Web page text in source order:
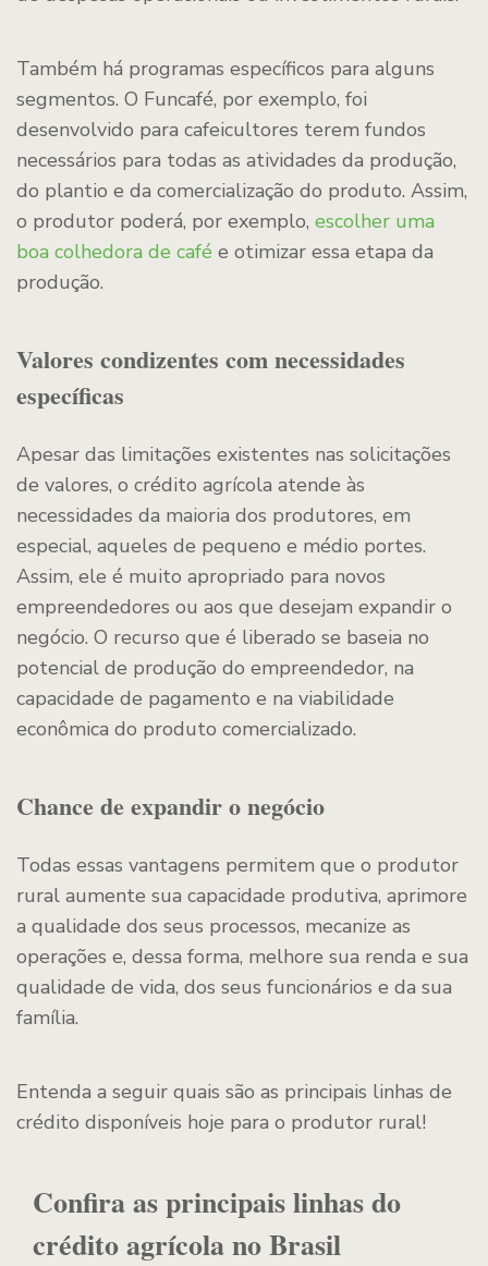
Também há programas específicos para alguns
segmentos. O Funcafé, por exemplo, foi
desenvolvido para cafeicultores terem fundos
necessários para todas as atividades da produção,
do plantio e da comercialização do produto. Assim,
o produtor poderá, por exemplo, escolher uma
boa colhedora de café e otimizar essa etapa da
produção.
Valores condizentes com necessidades
específicas
Apesar das limitações existentes nas solicitações
de valores, o crédito agrícola atende às
necessidades da maioria dos produtores, em
especial, aqueles de pequeno e médio portes.
Assim, ele é muito apropriado para novos
empreendedores ou aos que desejam expandir o
negócio. O recurso que é liberado se baseia no
potencial de produção do empreendedor, na
capacidade de pagamento e na viabilidade
econômica do produto comercializado.
Chance de expandir o negócio
Todas essas vantagens permitem que o produtor
rural aumente sua capacidade produtiva, aprimore
a qualidade dos seus processos, mecanize as
operações e, dessa forma, melhore sua renda e sua
qualidade de vida, dos seus funcionários e da sua
família.
Entenda a seguir quais são as principais linhas de
crédito disponíveis hoje para o produtor rural!
Confira as principais linhas do
crédito agrícola no Brasil